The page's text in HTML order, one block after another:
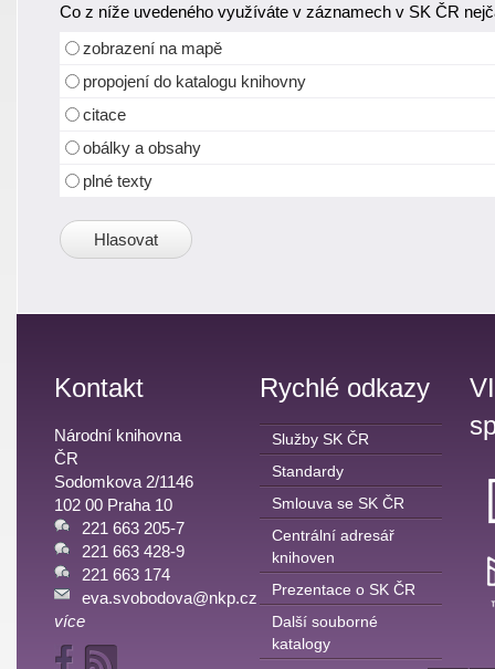
Co z níže uvedeného využíváte v záznamech v SK ČR
zobrazení na mapě
propojení do katalogu knihovny
citace
obálky a obsahy
plné texty
Kontakt
Národní knihovna
ČR
Sodomkova 2/1146
102 00 Praha 10
221 663 205-7
221 663 428-9
221 663 174
eva.svobodova@nkp.cz
více
Rychlé odkazy
Služby SK ČR
Standardy
Smlouva se SK ČR
Centrální adresář
knihoven
Prezentace o SK ČR
Další souborné
katalogy